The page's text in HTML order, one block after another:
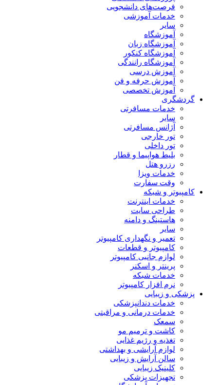
فرصت‌های دانشجویی
خدمات آموزشی
سایر
آموزشگاه
آموزشگاه زبان
آموزشگاه کنکور
آموزشگاه رانندگی
آموزش درسی
آموزش حرفه و فن
آموزش تخصصی
گردشگری
خدمات مسافرتی
سایر
آژانس مسافرتی
تور خارجی
تور داخلی
بلیط هواپیما و قطار
رزرو هتل
خدمات ویزا
وقت سفارت
کامپیوتر و شبکه
خدمات اینترنت
طراحی سایت
هاستینگ و دامنه
سایر
تعمیر و نگهداری کامپیوتر
کامپیوتر و قطعات
لوازم جانبی کامپیوتر
پرینتر و اسکنر
خدمات شبکه
نرم افزار کامپیوتر
پزشکی و زیبایی
خدمات دندانپزشکی
خدمات درمانی و مراقبتی
سمعک
کاشت و ترمیم مو
تغذیه و رژیم غذایی
لوازم آرایشی و بهداشتی
سالن آرایش و زیبایی
کلینیک زیبایی
تجهیزات پزشکی